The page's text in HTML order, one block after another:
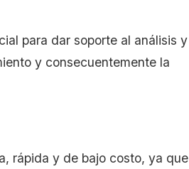
para dar soporte al análisis y
y consecuentemente la
rápida y de bajo costo, ya que